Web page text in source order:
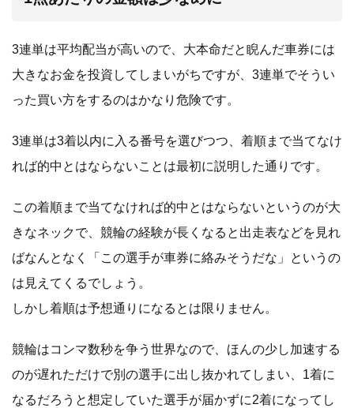
3連単は平均配当が高いので、大本命だと睨んだ車券には
大きなお金を投資してしまいがちですが、3連単でそうい
った買い方をするのはかなり危険です。
3連単は3着以内に入る番号を選びつつ、着順まで当てなけ
れば的中とはならないことは最初に説明した通りです。
この着順まで当てなければ的中とはならないというのが大
きなネックで、競輪の経験が長くなると出走表などを見れ
ばなんとなく「この選手が車券に絡みそうだな」というの
は見えてくるでしょう。
しかし着順は予想通りになるとは限りません。
競輪はコンマ数秒を争う世界なので、ほんの少し加速する
のが遅れただけで別の選手に出し抜かれてしまい、1着に
なるだろうと想定していた選手が届かずに2着になってし